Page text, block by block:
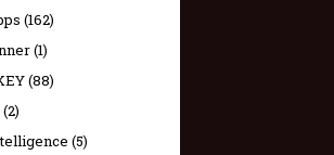
(162)
(1)
(88)
(2)
(5)